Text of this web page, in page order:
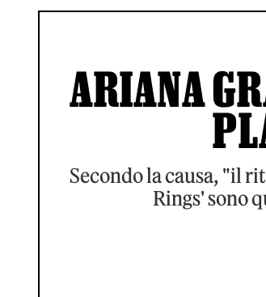
ARIANA
Secondo la causa, "il
Rings' sono